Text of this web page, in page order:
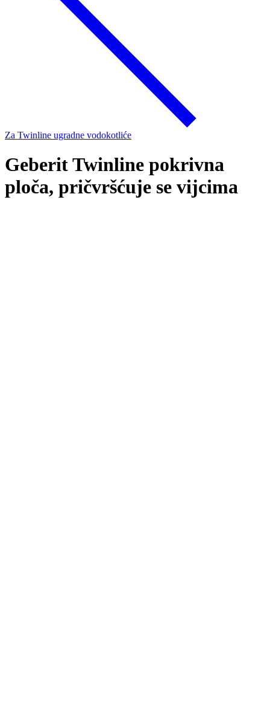
Za Twinline ugradne vodokotliće
Geberit Twinline pokrivna
ploča, pričvršćuje se vijcima